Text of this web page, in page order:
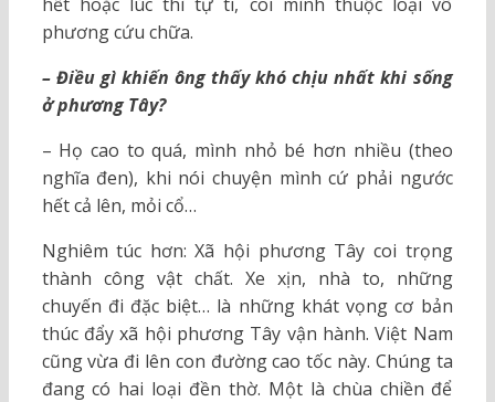
phương cứu chữa.
– Điều gì khiến ông thấy khó chịu nhất khi sống
ở phương Tây?
– Họ cao to quá, mình nhỏ bé hơn nhiều (theo
nghĩa đen), khi nói chuyện mình cứ phải ngước
hết cả lên, mỏi cổ…
Nghiêm túc hơn: Xã hội phương Tây coi trọng
thành công vật chất. Xe xịn, nhà to, những
chuyến đi đặc biệt… là những khát vọng cơ bản
thúc đẩy xã hội phương Tây vận hành. Việt Nam
cũng vừa đi lên con đường cao tốc này. Chúng ta
đang có hai loại đền thờ. Một là chùa chiền để